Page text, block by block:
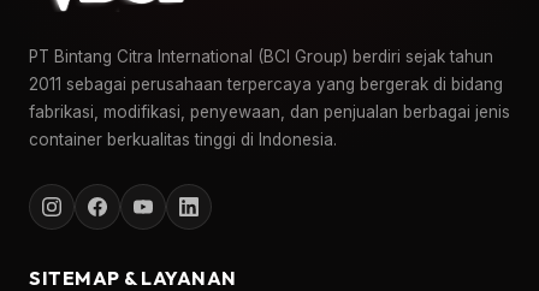
PT Bintang Citra International (BCI Group) berdiri sejak tahun
2011 sebagai perusahaan terpercaya yang bergerak di bidang
fabrikasi, modifikasi, penyewaan, dan penjualan berbagai jenis
container berkualitas tinggi di Indonesia.
SITEMAP & LAYANAN